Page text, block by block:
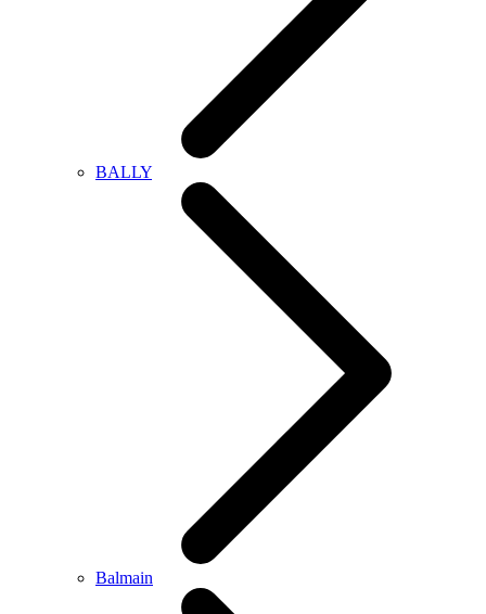
BALLY
Balmain